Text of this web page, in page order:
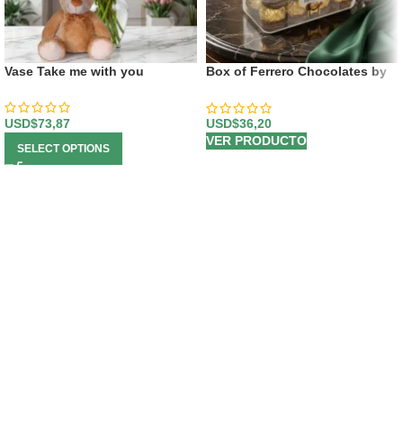
Vase Take me with you
USD$73,87
SELECT OPTIONS
Box of Ferrero Chocolates by
USD$36,20
VER PRODUCTO